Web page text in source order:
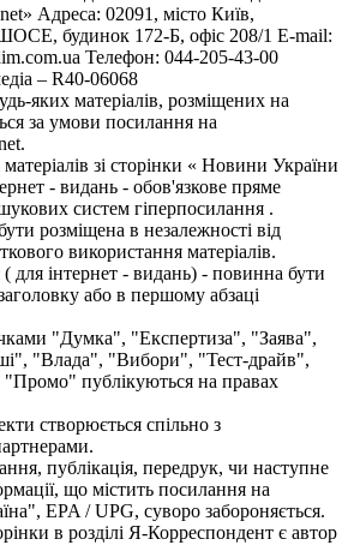
Адреса: 02091, місто Київ,
будинок 172-Б, офіс 208/1 E-mail:
Телефон: 044-205-43-00
– R40-06068
яких матеріалів, розміщених на
за умови посилання на
зі сторінки « Новини України
- видань - обов'язкове пряме
систем гіперпосилання .
розміщена в незалежності від
використання матеріалів.
для інтернет - видань) - повинна бути
або в першому абзаці
"Думка", "Експертиза", "Заява",
"Влада", "Вибори", "Тест-драйв",
публікуються на правах
створюється спільно з
публікація, передрук, чи наступне
що містить посилання на
EPA / UPG, суворо забороняється.
в розділі Я-Корреспондент є автор